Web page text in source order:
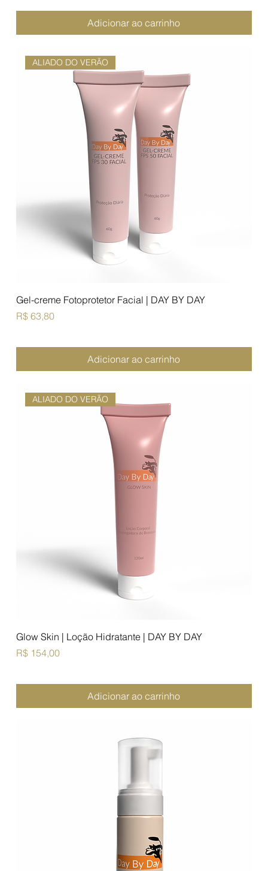
Adicionar ao carrinho
ALIADO DO VERÃO
Gel-creme Fotoprotetor Facial | DAY BY DAY
Preço
R$ 63,80
Adicionar ao carrinho
ALIADO DO VERÃO
Glow Skin | Loção Hidratante | DAY BY DAY
Preço
R$ 154,00
Adicionar ao carrinho